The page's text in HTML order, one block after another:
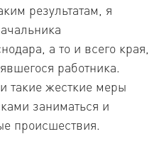
результатам, я
а то и всего края,
работника.
такие жесткие меры
заниматься и
происшествия.